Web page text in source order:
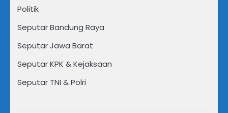
Politik
Seputar Bandung Raya
Seputar Jawa Barat
Seputar KPK & Kejaksaan
Seputar TNI & Polri